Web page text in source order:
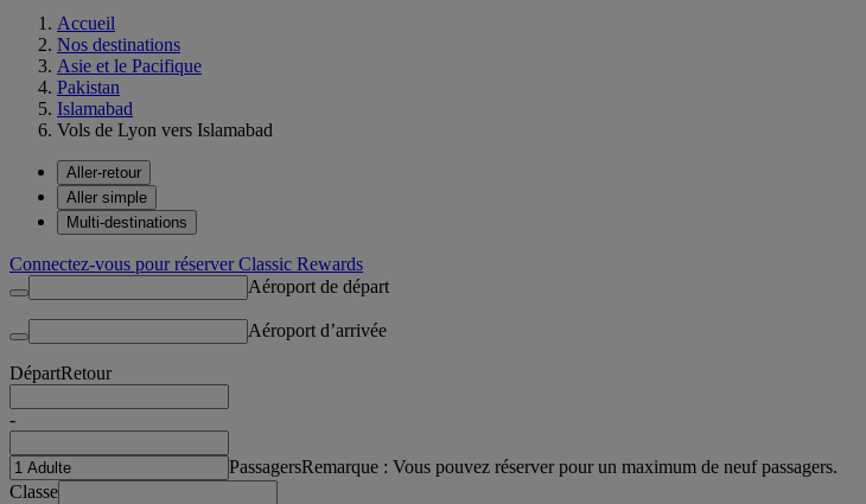
Accueil
Nos destinations
Asie et le Pacifique
Pakistan
Islamabad
Vols de Lyon vers Islamabad
Aller-retour
Aller simple
Multi-destinations
Connectez-vous pour réserver Classic Rewards
Aéroport de départ
Aéroport d’arrivée
DépartRetour
-
PassagersRemarque : Vous pouvez réserver pour un maximum de neuf passagers.
Classe